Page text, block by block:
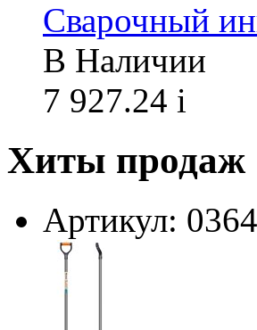
Сварочный
В Наличии
7 927.24 i
Хиты продаж
Артикул: 0364